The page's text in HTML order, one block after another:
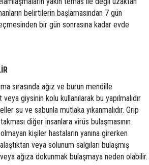
belirtilerin başlamasından 7 gün
bir gün sonrasına kadar evde
sırasında ağız ve burun mendille
giysinin kolu kullanılarak bu yapılmalıdır
su ve sabunla mutlaka yıkanmalıdır. Grip
diğer insanlara virüs bulaşmasının
kişiler hastaların yanına girerken
veya solunum salgıları bulaşmış
ağıza dokunmak bulaşmaya neden olabilir.